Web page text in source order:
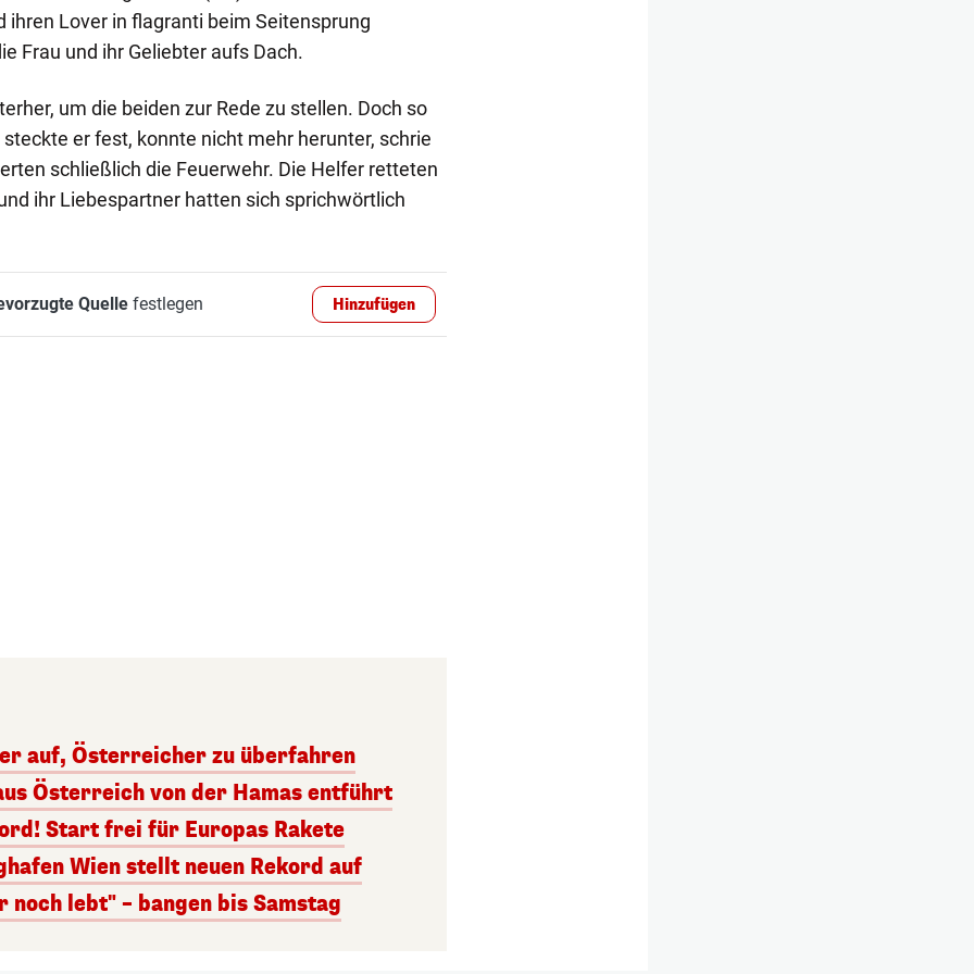
ihren Lover in flagranti beim Seitensprung
Frau und ihr Geliebter aufs Dach.
um die beiden zur Rede zu stellen. Doch so
er fest, konnte nicht mehr herunter, schrie
schließlich die Feuerwehr. Die Helfer retteten
ihr Liebespartner hatten sich sprichwörtlich
Quellefestlegen Hinzufügen
auf, Österreicher zu überfahren
Österreich von der Hamas entführt
Start frei für Europas Rakete
Wien stellt neuen Rekord auf
noch lebt" – bangen bis Samstag